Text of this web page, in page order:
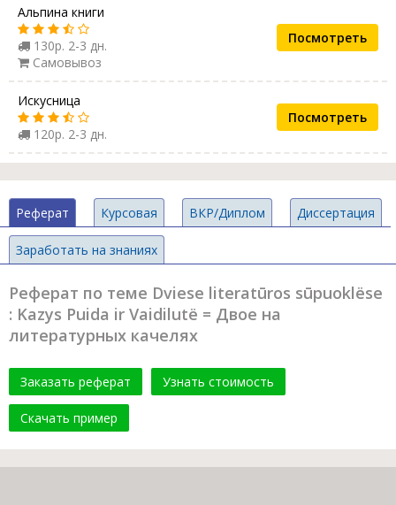
Альпина книги
130р. 2-3 дн.
Самовывоз
Посмотреть
Искусница
120р. 2-3 дн.
Посмотреть
Реферат Курсовая ВКР/Диплом Диссертация
Заработать на знаниях
Реферат по теме Dviese literatūros sūpuoklёse
: Kazys Puida ir Vaidilutё = Двое на
литературных качелях
Заказать реферат Узнать стоимость
Скачать пример